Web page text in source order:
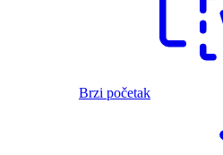
Brzi početak